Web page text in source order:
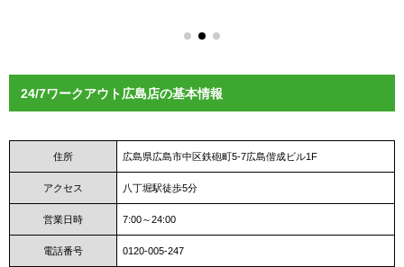
24/7ワークアウト広島店の基本情報
住所 広島県広島市中区鉄砲町5-7広島偕成ビル1F
アクセス 八丁堀駅徒歩5分
営業日時 7:00～24:00
電話番号 0120-005-247